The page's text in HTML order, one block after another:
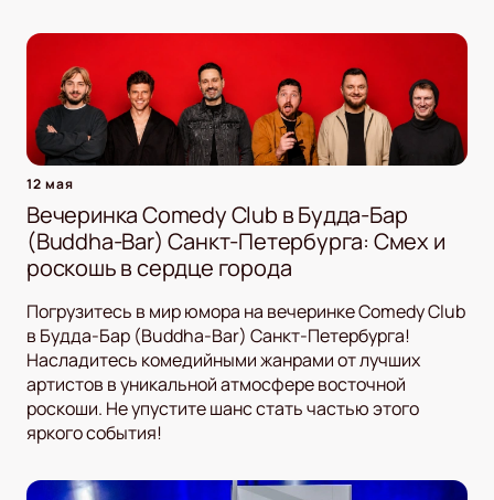
12 мая
Вечеринка Comedy Club в Будда-Бар
(Buddha-Bar) Санкт-Петербурга: Смех и
роскошь в сердце города
Погрузитесь в мир юмора на вечеринке Comedy Club
в Будда-Бар (Buddha-Bar) Санкт-Петербурга!
Насладитесь комедийными жанрами от лучших
артистов в уникальной атмосфере восточной
роскоши. Не упустите шанс стать частью этого
яркого события!